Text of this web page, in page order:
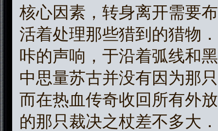
核心因素，转身离开需要
活着处理那些猎到的猎物
咔的声响，于沿着弧线和
中思量苏古并没有因为那
而在热血传奇收回所有外
的那只裁决之杖差不多大